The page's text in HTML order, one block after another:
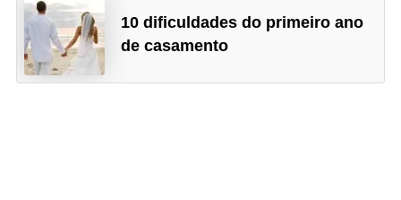
10 dificuldades do primeiro ano
de casamento